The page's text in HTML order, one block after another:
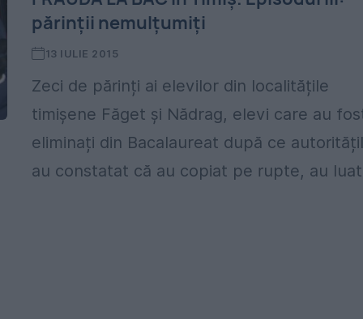
părinții nemulțumiți
13 IULIE 2015
Zeci de părinți ai elevilor din localitățile
timișene Făget și Nădrag, elevi care au
eliminați din Bacalaureat după ce
au constatat că au copiat pe rupte, au